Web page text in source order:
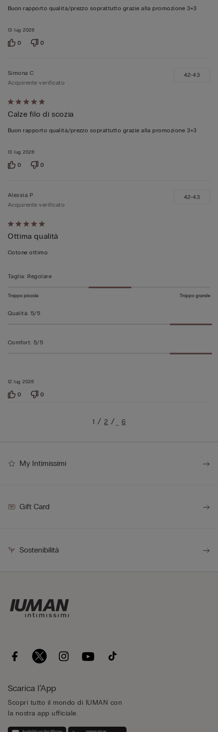
su
13 lug 2026
Buon rapporto qualità/prezzo soprattutto grazie alla promozione 3+3
0 0
Valutato
5
su
13 lug 2026
Simona C
Acquirente verificato
Calze filo di scozia
Buon rapporto qualità/prezzo soprattutto grazie alla promozione 3+3
42-43
0 0
Valutato
5
su
12 lug 2026
Alessia P
Acquirente verificato
Ottima qualità
Cotone ottimo
42-43
Taglia: Regolare
Troppo piccola Troppo grande
Qualità: 5/5
Comfort: 5/5
0 0
1 2 6
My Intimissimi
Gift Card
Sostenibilità
Scarica l’App
Scopri tutto il mondo di IUMAN con
la nostra app ufficiale.